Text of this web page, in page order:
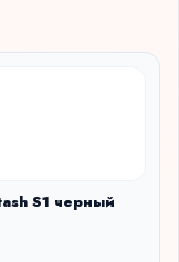
S1 черный